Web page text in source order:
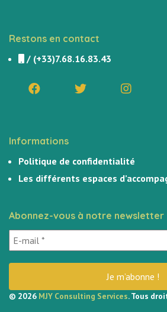
Restons en contact
/ (+33)7.68.16.83.43
Informations
Politique de confidentialité
Les différents espaces
Abonnez-vous à notre newsletter
© 2026 MJY Consulting Services. Tous